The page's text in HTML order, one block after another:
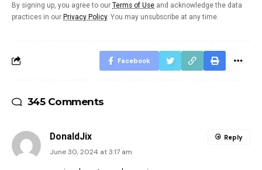
By signing up, you agree to our Terms of Use and acknowledge the data
practices in our Privacy Policy. You may unsubscribe at any time.
Facebook
345 Comments
DonaldJix
June 30, 2024 at 3:17 am
Reply